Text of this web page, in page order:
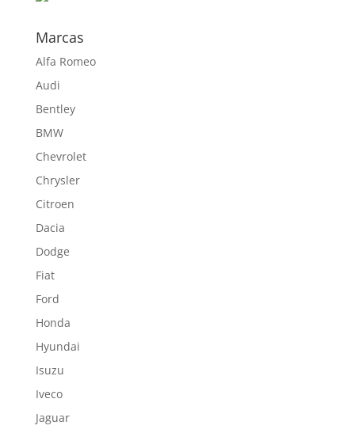
Marcas
Alfa Romeo
Audi
Bentley
BMW
Chevrolet
Chrysler
Citroen
Dacia
Dodge
Fiat
Ford
Honda
Hyundai
Isuzu
Iveco
Jaguar